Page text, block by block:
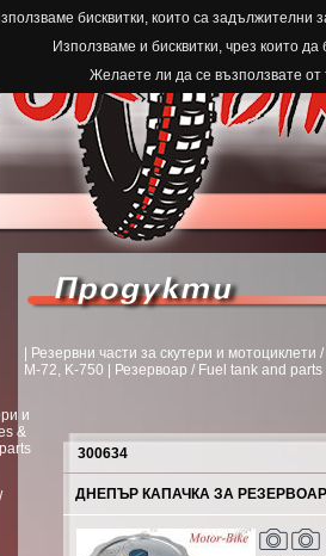
бисквитки, които са задължителни
Използваме и бисквитки, чрез които
Желаете ли да се възползвате от
и
&
| Резервни части за скутери и
M-72, K-750 | Резервоар / Fuel tank and parts
300634
ДНЕПЪР КАПАЧКА ЗА